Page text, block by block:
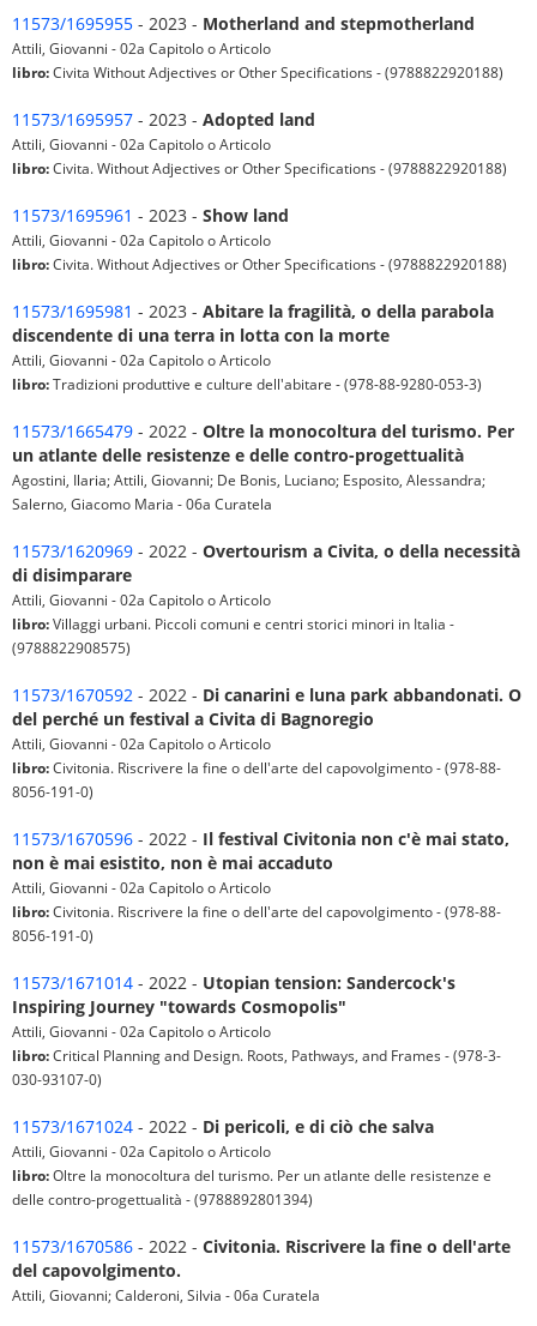
11573/1695955 - 2023 - Motherland and stepmotherland
Attili, Giovanni - 02a Capitolo o Articolo
libro:Civita Without Adjectives or Other Specifications - (9788822920188)
11573/1695957 - 2023 - Adopted land
Attili, Giovanni - 02a Capitolo o Articolo
libro:Civita. Without Adjectives or Other Specifications - (9788822920188)
11573/1695961 - 2023 - Show land
Attili, Giovanni - 02a Capitolo o Articolo
libro:Civita. Without Adjectives or Other Specifications - (9788822920188)
11573/1695981 - 2023 - Abitare la fragilità, o della parabola
discendente di una terra in lotta con la morte
Attili, Giovanni - 02a Capitolo o Articolo
libro:Tradizioni produttive e culture dell'abitare - (978-88-9280-053-3)
11573/1665479 - 2022 - Oltre la monocoltura del turismo. Per
un atlante delle resistenze e delle contro-progettualità
Agostini, Ilaria; Attili, Giovanni; De Bonis, Luciano; Esposito, Alessandra;
Salerno, Giacomo Maria - 06a Curatela
11573/1620969 - 2022 - Overtourism a Civita, o della necessità
di disimparare
Attili, Giovanni - 02a Capitolo o Articolo
libro:Villaggi urbani. Piccoli comuni e centri storici minori in Italia -
(9788822908575)
11573/1670592 - 2022 - Di canarini e luna park abbandonati. O
del perché un festival a Civita di Bagnoregio
Attili, Giovanni - 02a Capitolo o Articolo
libro:Civitonia. Riscrivere la fine o dell'arte del capovolgimento - (978-88-
8056-191-0)
11573/1670596 - 2022 - Il festival Civitonia non c'è mai stato,
non è mai esistito, non è mai accaduto
Attili, Giovanni - 02a Capitolo o Articolo
libro:Civitonia. Riscrivere la fine o dell'arte del capovolgimento - (978-88-
8056-191-0)
11573/1671014 - 2022 - Utopian tension: Sandercock's
Inspiring Journey "towards Cosmopolis"
Attili, Giovanni - 02a Capitolo o Articolo
libro:Critical Planning and Design. Roots, Pathways, and Frames - (978-3-
030-93107-0)
11573/1671024 - 2022 - Di pericoli, e di ciò che salva
Attili, Giovanni - 02a Capitolo o Articolo
libro:Oltre la monocoltura del turismo. Per un atlante delle resistenze e
delle contro-progettualità - (9788892801394)
11573/1670586 - 2022 - Civitonia. Riscrivere la fine o dell'arte
del capovolgimento.
Attili, Giovanni; Calderoni, Silvia - 06a Curatela